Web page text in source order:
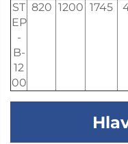
ST
EP
-
B-
12
00
820 1200 1745